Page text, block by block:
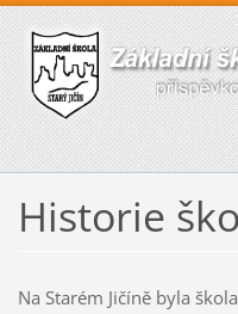
Historie
Na Starém Jičíně byla